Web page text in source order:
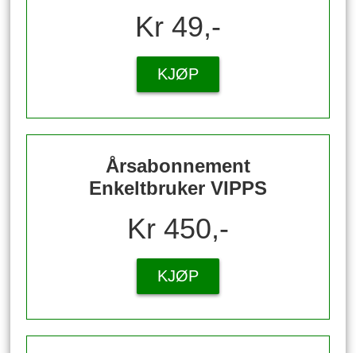
Kr 49,-
KJØP
Årsabonnement
Enkeltbruker VIPPS
Kr 450,-
KJØP